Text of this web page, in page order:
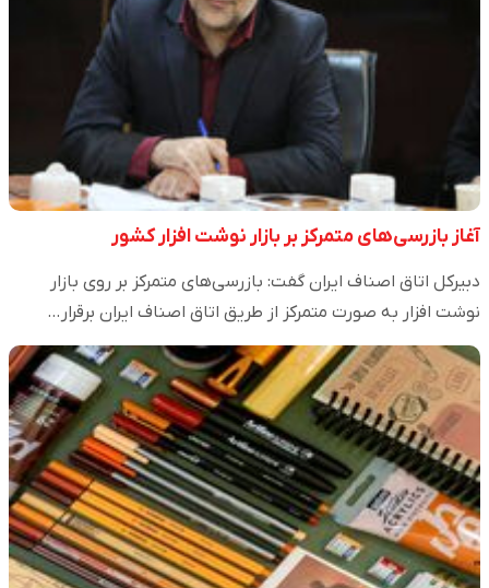
آغاز بازرسی‌های متمرکز بر بازار نوشت افزار کشور
دبیرکل اتاق اصناف ایران گفت: بازرسی‌های متمرکز بر روی بازار
نوشت افزار به صورت متمرکز از طریق اتاق اصناف ایران برقرار…